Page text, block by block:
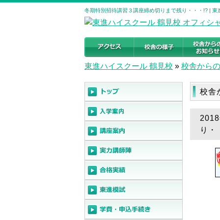
冬期特別招待講習３講座締め切りまで残り・・・!? |
東進ハイスクール 鶴見校 » 校舎から
校舎
り・